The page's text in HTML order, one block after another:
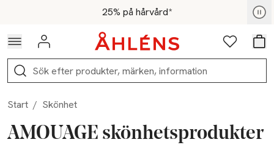
Hoppa till navigationsmenyn25% på hårvård*
För medlemmar - Shoppa nu
Logga in Favoriter
Sök
Start / Skönhet
AMOUAGE skönhetsprodukter